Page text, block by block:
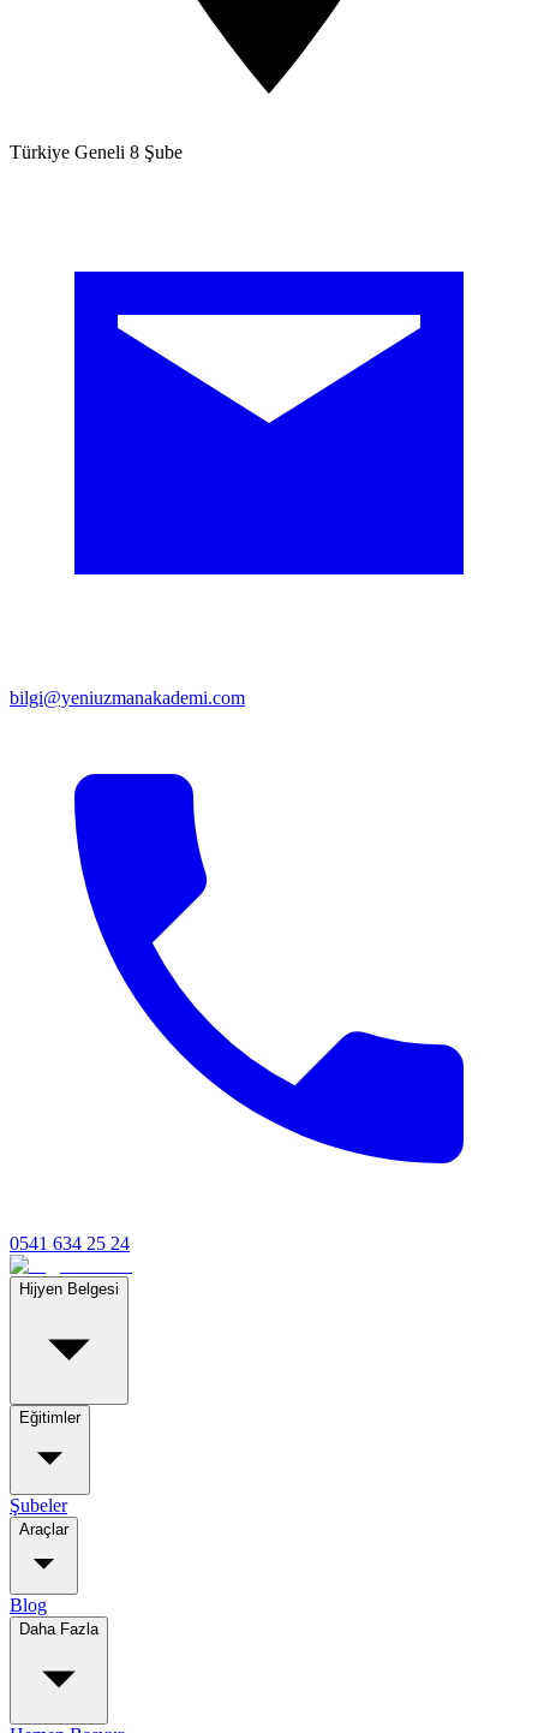
Türkiye Geneli 8 Şube
bilgi@yeniuzmanakademi.com
0541 634 25 24
Hijyen Belgesi
Eğitimler
Şubeler
Araçlar
Blog
Daha Fazla